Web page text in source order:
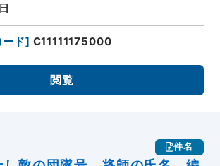
ード] C11111175000
閲覧
件名